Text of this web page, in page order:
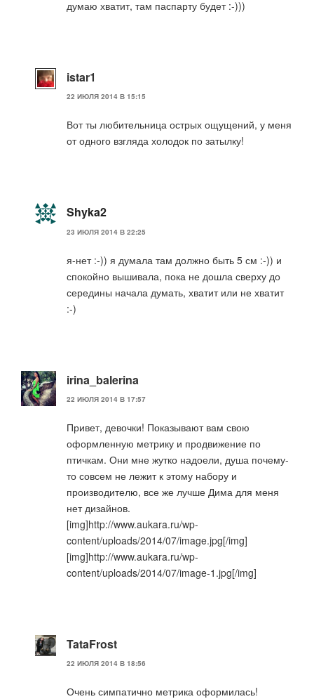
думаю хватит, там паспарту будет :-)))
istar1
22 ИЮЛЯ 2014 В 15:15
Вот ты любительница острых ощущений, у меня
от одного взгляда холодок по затылку!
Shyka2
23 ИЮЛЯ 2014 В 22:25
я-нет :-)) я думала там должно быть 5 см :-)) и
спокойно вышивала, пока не дошла сверху до
середины начала думать, хватит или не хватит
:-)
irina_balerina
22 ИЮЛЯ 2014 В 17:57
Привет, девочки! Показывают вам свою
оформленную метрику и продвижение по
птичкам. Они мне жутко надоели, душа почему-
то совсем не лежит к этому набору и
производителю, все же лучше Дима для меня
нет дизайнов.
[img]http://www.aukara.ru/wp-
content/uploads/2014/07/image.jpg[/img]
[img]http://www.aukara.ru/wp-
content/uploads/2014/07/image-1.jpg[/img]
TataFrost
22 ИЮЛЯ 2014 В 18:56
Очень симпатично метрика оформилась!